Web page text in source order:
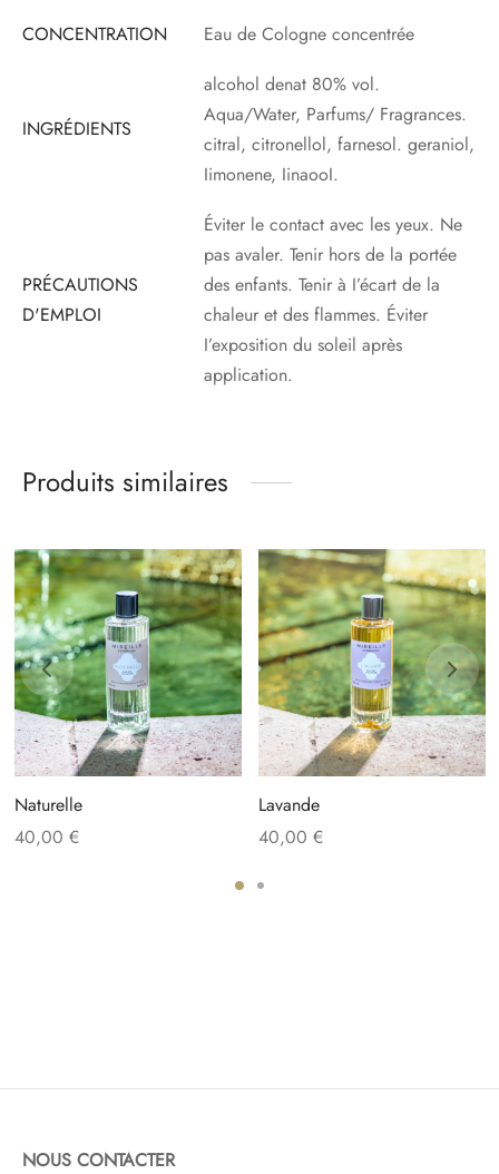
CONCENTRATION
Eau de Cologne concentrée
INGRÉDIENTS
alcohol denat 80% vol.
Aqua/Water, Parfums/ Fragrances.
citral, citronellol, farnesol. geraniol,
Iimonene, IinaooI.
PRÉCAUTIONS
D'EMPLOI
Éviter le contact avec les yeux. Ne
pas avaler. Tenir hors de la portée
des enfants. Tenir à I’écart de la
chaleur et des flammes. Éviter
I’exposition du soleil après
application.
Produits similaires
Naturelle
40,00 €
Lavande
40,00 €
NOUS CONTACTER